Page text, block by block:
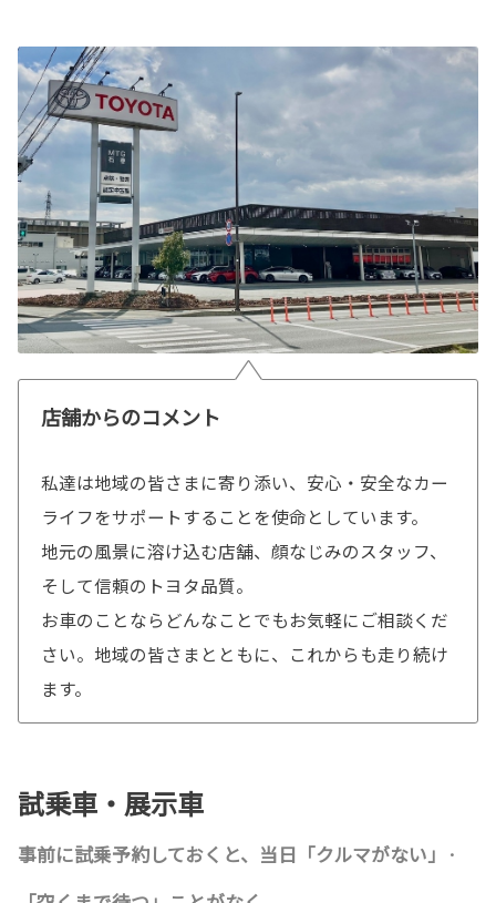
店舗からのコメント
私達は地域の皆さまに寄り添い、安心・安全なカー
ライフをサポートすることを使命としています。
地元の風景に溶け込む店舗、顔なじみのスタッフ、
そして信頼のトヨタ品質。
お車のことならどんなことでもお気軽にご相談くだ
さい。地域の皆さまとともに、これからも走り続け
ます。
試乗車・展示車
事前に試乗予約しておくと、当日「クルマがない」·